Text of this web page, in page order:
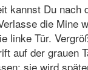
kannst Du nach
die Mine
linke Tür.
auf der grauen
sie wird